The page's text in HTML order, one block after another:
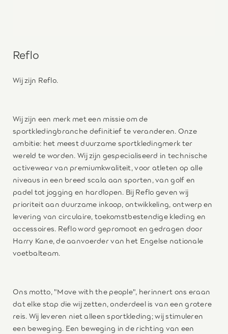
Reflo
Wij zijn Reflo.
Wij zijn een merk met een missie om de
sportkledingbranche definitief te veranderen. Onze
ambitie: het meest duurzame sportkledingmerk ter
wereld te worden. Wij zijn gespecialiseerd in technische
activewear van premiumkwaliteit, voor atleten op alle
niveaus in een breed scala aan sporten, van golf en
padel tot jogging en hardlopen. Bij Reflo geven wij
prioriteit aan duurzame inkoop, ontwikkeling, ontwerp en
levering van circulaire, toekomstbestendige kleding en
accessoires. Reflo word gepromoot en gedragen door
Harry Kane, de aanvoerder van het Engelse nationale
voetbalteam.
Ons motto, "Move with the people", herinnert ons eraan
dat elke stap die wij zetten, onderdeel is van een grotere
reis. Wij leveren niet alleen sportkleding; wij stimuleren
een beweging. Een beweging in de richting van een